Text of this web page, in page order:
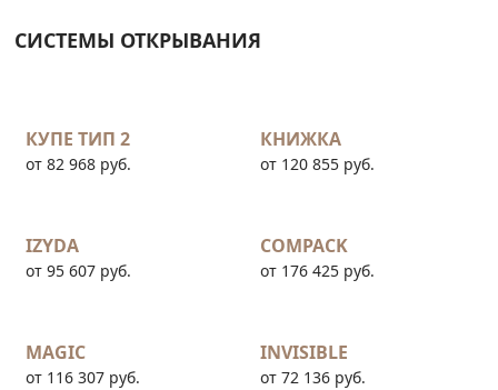
СИСТЕМЫ ОТКРЫВАНИЯ
КУПЕ ТИП 2
от 82 968 руб.
КНИЖКА
от 120 855 руб.
IZYDA
от 95 607 руб.
COMPACK
от 176 425 руб.
MAGIC
от 116 307 руб.
INVISIBLE
от 72 136 руб.